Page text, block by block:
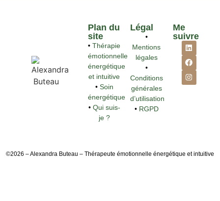
Plan du
site
•Thérapie
émotionnelle
énergétique
et intuitive
• Soin
énergétique
• Qui suis-
je ?
Légal
•
Mentions
légales
•
Conditions
générales
d’utilisation
• RGPD
Me
suivre
©2026 – Alexandra Buteau – Thérapeute émotionnelle énergétique et intuitive